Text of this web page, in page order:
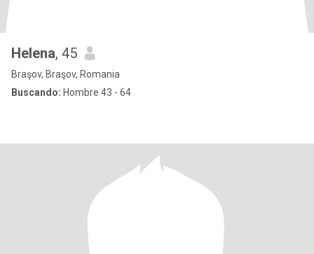
Helena, 45
Braşov, Braşov, Romania
Buscando: Hombre 43 - 64